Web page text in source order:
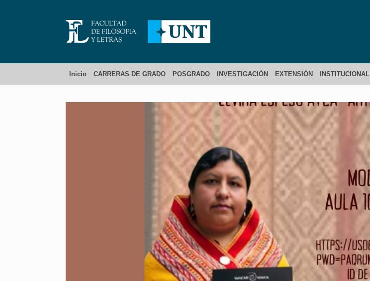
Inicio CARRERAS DE GRADO POSGRADO INVESTIGACIÓN EXTENSIÓN INSTITUCIONAL